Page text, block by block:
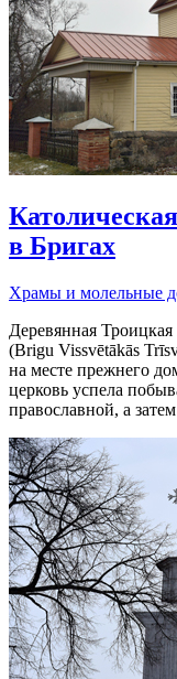
в Бригах
Храмы и молельные
Деревянная Троицкая
(Brigu Vissvētākās
на месте прежнего
церковь успела
православной, а